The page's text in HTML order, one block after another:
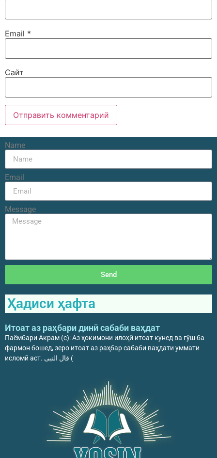
Email *
Сайт
Name
Email
Message
Send
Ҳадиси ҳафта
Итоат аз раҳбари динӣ сабаби ваҳдат
Паёмбари Акрам (с): Аз ҳокимони илоҳӣ итоат кунед ва гӯш ба
фармон бошед, зеро итоат аз раҳбар сабаби ваҳдати уммати
исломӣ аст. قال النبی (